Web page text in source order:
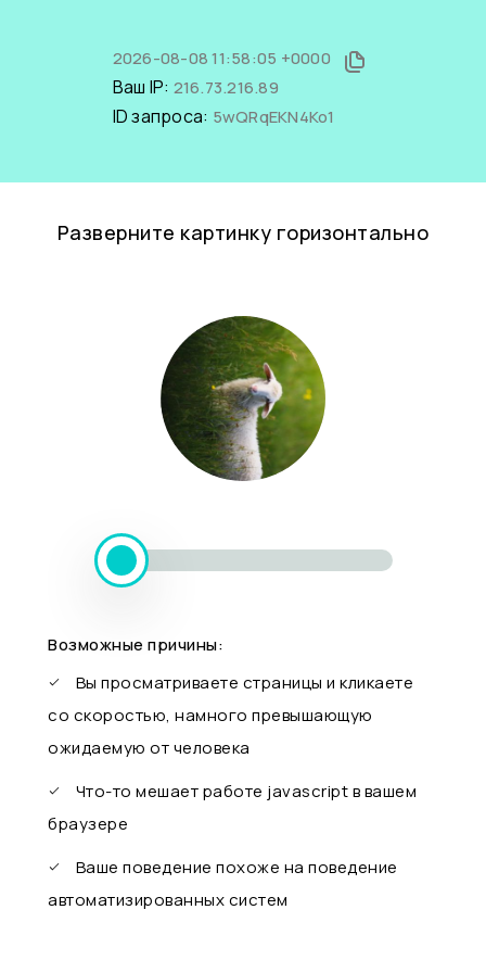
2026-08-08 11:58:05 +0000
Ваш IP: 216.73.216.89
ID запроса: 5wQRqEKN4Ko1
Разверните картинку горизонтально
Возможные причины:
Вы просматриваете страницы и кликаете
со скоростью, намного превышающую
ожидаемую от человека
Что-то мешает работе javascript в вашем
браузере
Ваше поведение похоже на поведение
автоматизированных систем